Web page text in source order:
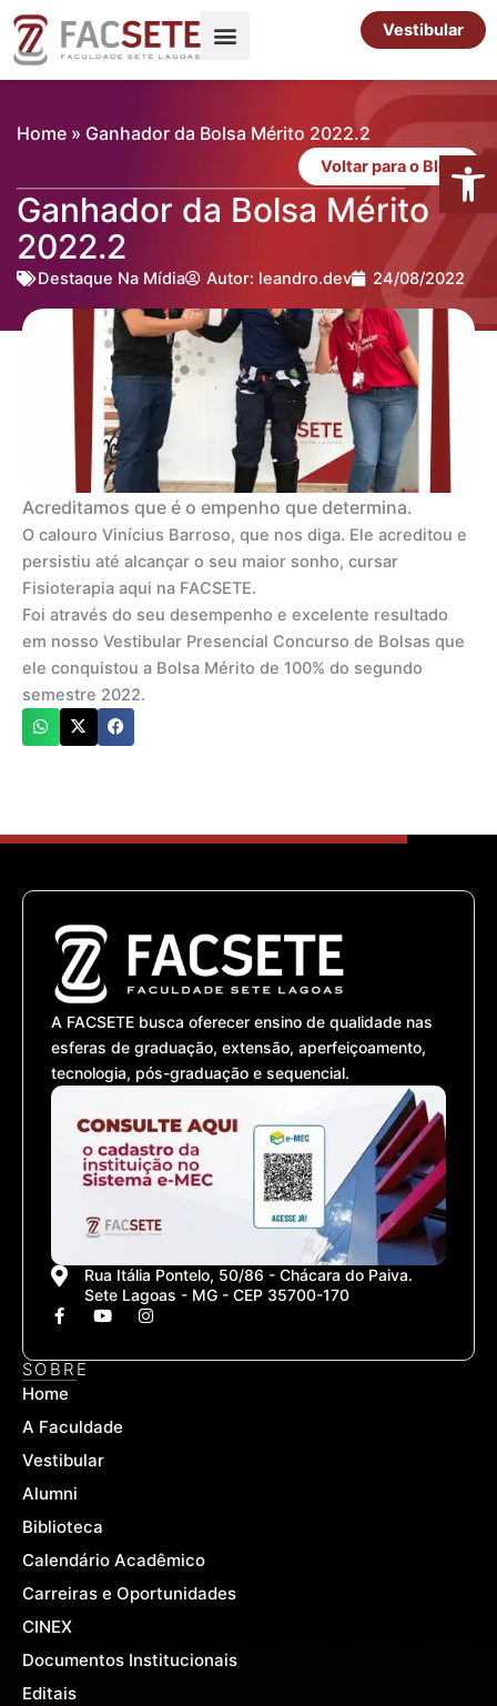
para
Vestibular
Home » Ganhador da Bolsa Mérito 2022.2
Voltar para o Blog
Ganhador da Bolsa Mérito
2022.2
Destaque Na Mídia Autor: leandro.dev 24/08/2022
Acreditamos que é o empenho que determina.
O calouro Vinícius Barroso, que nos diga. Ele acreditou e
persistiu até alcançar o seu maior sonho, cursar
Fisioterapia aqui na FACSETE.
Foi através do seu desempenho e excelente resultado
em nosso Vestibular Presencial Concurso de Bolsas que
ele conquistou a Bolsa Mérito de 100% do segundo
semestre 2022.
A FACSETE busca oferecer ensino de qualidade nas
esferas de graduação, extensão, aperfeiçoamento,
tecnologia, pós-graduação e sequencial.
Rua Itália Pontelo, 50/86 - Chácara do Paiva.
Sete Lagoas - MG - CEP 35700-170
F
a
e
b
o
k
f
Y
t
I
n
t
SOBRE
Home
A Faculdade
Vestibular
Alumni
Biblioteca
Calendário Acadêmico
Carreiras e Oportunidades
CINEX
Documentos Institucionais
Editais
Abrir